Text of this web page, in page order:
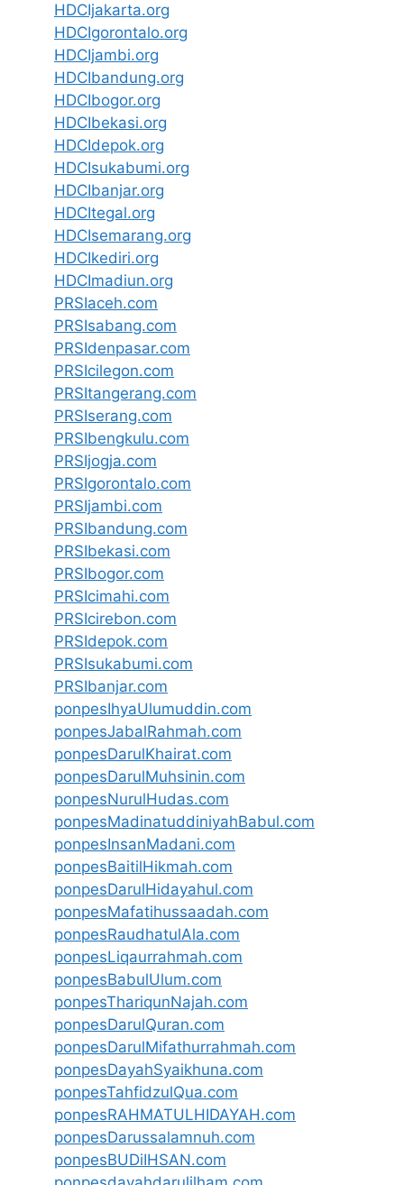
HDCIjakarta.org
HDCIgorontalo.org
HDCIjambi.org
HDCIbandung.org
HDCIbogor.org
HDCIbekasi.org
HDCIdepok.org
HDCIsukabumi.org
HDCIbanjar.org
HDCItegal.org
HDCIsemarang.org
HDCIkediri.org
HDCImadiun.org
PRSIaceh.com
PRSIsabang.com
PRSIdenpasar.com
PRSIcilegon.com
PRSItangerang.com
PRSIserang.com
PRSIbengkulu.com
PRSIjogja.com
PRSIgorontalo.com
PRSIjambi.com
PRSIbandung.com
PRSIbekasi.com
PRSIbogor.com
PRSIcimahi.com
PRSIcirebon.com
PRSIdepok.com
PRSIsukabumi.com
PRSIbanjar.com
ponpesIhyaUlumuddin.com
ponpesJabalRahmah.com
ponpesDarulKhairat.com
ponpesDarulMuhsinin.com
ponpesNurulHudas.com
ponpesMadinatuddiniyahBabul.com
ponpesInsanMadani.com
ponpesBaitilHikmah.com
ponpesDarulHidayahul.com
ponpesMafatihussaadah.com
ponpesRaudhatulAla.com
ponpesLiqaurrahmah.com
ponpesBabulUlum.com
ponpesThariqunNajah.com
ponpesDarulQuran.com
ponpesDarulMifathurrahmah.com
ponpesDayahSyaikhuna.com
ponpesTahfidzulQua.com
ponpesRAHMATULHIDAYAH.com
ponpesDarussalamnuh.com
ponpesBUDiIHSAN.com